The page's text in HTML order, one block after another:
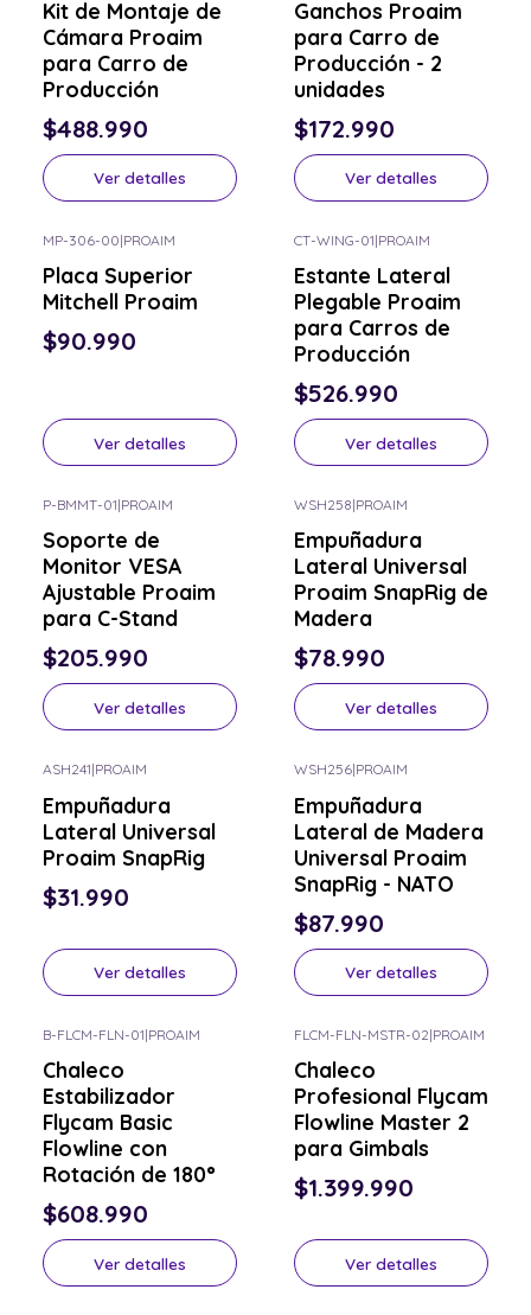
Kit de Montaje de
Cámara Proaim
para Carro de
Producción
$488.990
Ver detalles
Ganchos Proaim
para Carro de
Producción - 2
unidades
$172.990
Ver detalles
MP-306-00|PROAIM
Placa Superior
Mitchell Proaim
$90.990
Ver detalles
CT-WING-01|PROAIM
Estante Lateral
Plegable Proaim
para Carros de
Producción
$526.990
Ver detalles
P-BMMT-01|PROAIM
Soporte de
Monitor VESA
Ajustable Proaim
para C-Stand
$205.990
Ver detalles
WSH258|PROAIM
Empuñadura
Lateral Universal
Proaim SnapRig de
Madera
$78.990
Ver detalles
ASH241|PROAIM
Empuñadura
Lateral Universal
Proaim SnapRig
$31.990
Ver detalles
WSH256|PROAIM
Empuñadura
Lateral de Madera
Universal Proaim
SnapRig - NATO
$87.990
Ver detalles
B-FLCM-FLN-01|PROAIM
Chaleco
Estabilizador
Flycam Basic
Flowline con
Rotación de 180°
$608.990
Ver detalles
FLCM-FLN-MSTR-02|PROAIM
Chaleco
Profesional Flycam
Flowline Master 2
para Gimbals
$1.399.990
Ver detalles